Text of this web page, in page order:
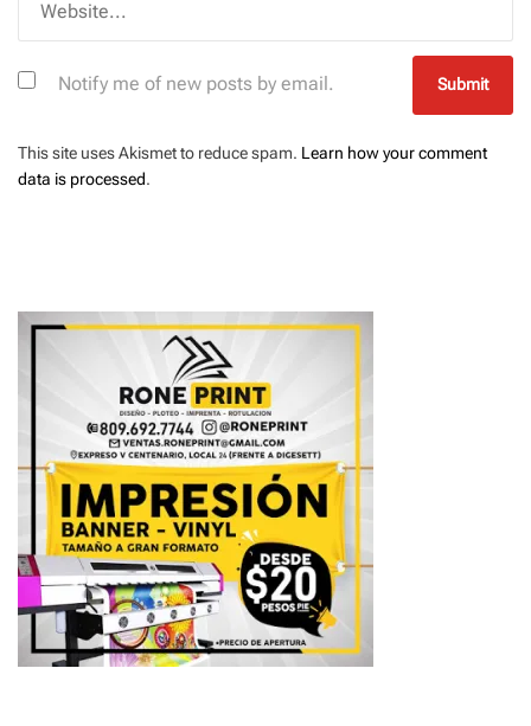
Notify me of new posts by email.
This site uses Akismet to reduce spam. Learn how your comment
data is processed.